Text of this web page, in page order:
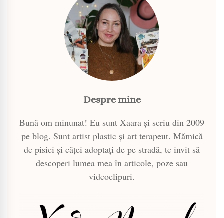
Despre mine
Bună om minunat! Eu sunt Xaara și scriu din 2009
pe blog. Sunt artist plastic și art terapeut. Mămică
de pisici și căței adoptați de pe stradă, te invit să
descoperi lumea mea în articole, poze sau
videoclipuri.